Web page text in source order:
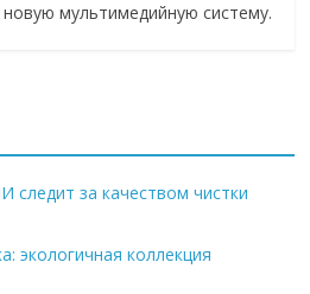
мультимедийную систему.
следит за качеством чистки
экологичная коллекция